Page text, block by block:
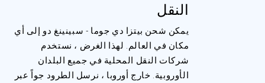
النقل
يمكن شحن بيتزا دي جوما - سبينينغ دو إلى أي
مكان في العالم. لهذا الغرض ، نستخدم
شركات النقل المحلية في جميع البلدان
الأوروبية. خارج أوروبا ، نرسل الطرود جواً عبر